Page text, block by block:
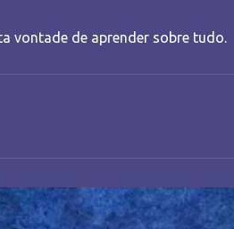
vontade de aprender sobre tudo.